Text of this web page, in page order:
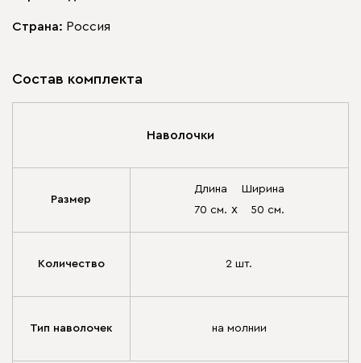
Страна: Россия
Состав комплекта
Наволочки
Размер
Длина
70 см. х
Ширина
50 см.
Количество 2 шт.
Тип наволочек на молнии